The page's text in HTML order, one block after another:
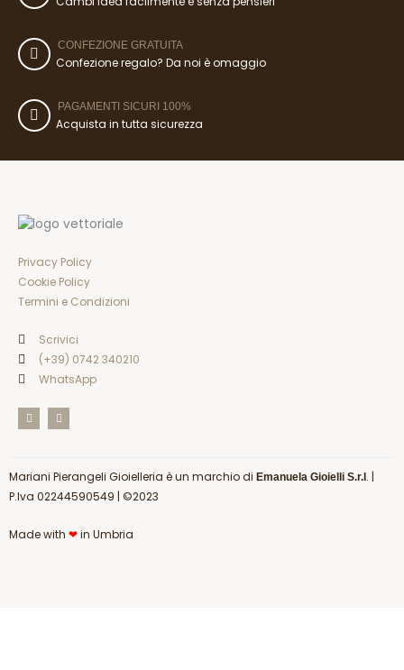
CONFEZIONE GRATUITA
Confezione regalo? Da noi è omaggio
PAGAMENTI SICURI 100%
Acquista in tutta sicurezza
Privacy Policy
Cookie Policy
Termini e Condizioni
Scrivici
(+39) 0742 340210
WhatsApp
F
a
c
o
I
n
s
r
m
Mariani Pierangeli Gioielleria è un marchio di Emanuela Gioielli S.r.l . |
P.Iva 02244590549 | ©2023
Made with ❤in Umbria